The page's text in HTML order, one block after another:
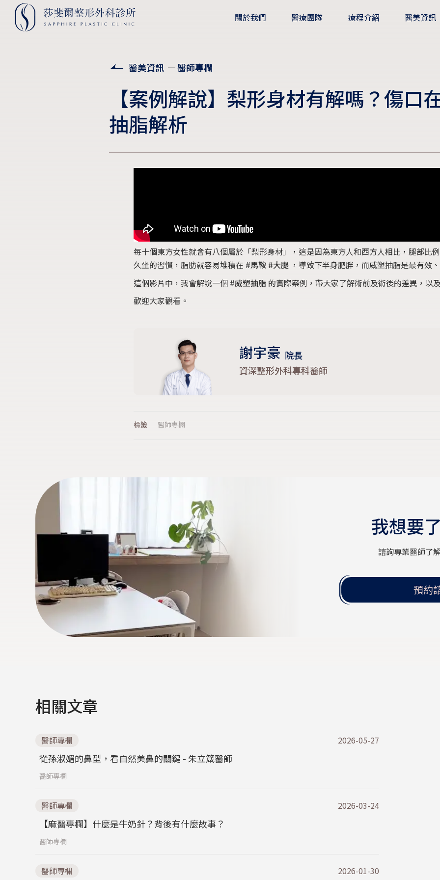
關於我們 醫療團隊 療程介紹 醫美資訊
醫美資訊 醫師專欄
【案例解說】梨形身材有解嗎？傷口
抽脂解析
每十個東方女性就會有八個屬於「梨形身材」，這是因為東方人和西方人相比，腿部比
久坐的習慣，脂肪就容易堆積在 #馬鞍 #大腿 ，導致下半身肥胖，而威塑抽脂是最有效
這個影片中，我會解說一個 #威塑抽脂 的實際案例，帶大家了解術前及術後的差異，以
歡迎大家觀看。
謝宇豪 院長
資深整形外科專科醫師
標籤 醫師專欄
我想要
諮詢專業醫師了
預約
相關文章
醫師專欄 2026-05-27
從孫淑媚的鼻型，看自然美鼻的關鍵 - 朱立箴醫師
醫師專欄
醫師專欄 2026-03-24
【麻醫專欄】什麼是牛奶針？背後有什麼故事？
醫師專欄
醫師專欄 2026-01-30